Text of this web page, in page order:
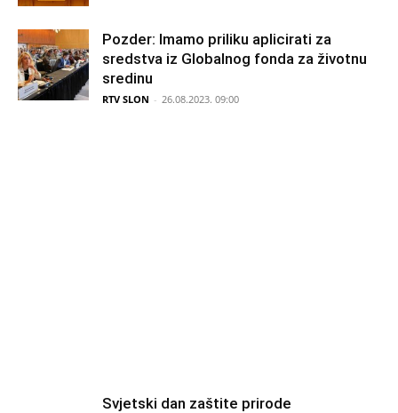
Pozder: Imamo priliku aplicirati za
sredstva iz Globalnog fonda za životnu
sredinu
RTV SLON - 26.08.2023. 09:00
Svjetski dan zaštite prirode